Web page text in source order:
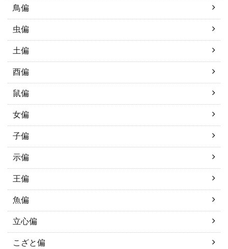
鳥偏
虫偏
土偏
酉偏
鼠偏
女偏
子偏
示偏
王偏
魚偏
立心偏
こざと偏